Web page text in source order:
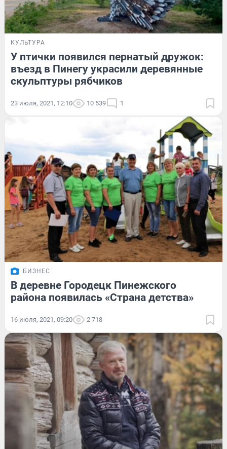
КУЛЬТУРА
У птички появился пернатый дружок:
въезд в Пинегу украсили деревянные
скульптуры рябчиков
23 июля, 2021, 12:10 10 539 1
БИЗНЕС
В деревне Городецк Пинежского
района появилась «Страна детства»
16 июля, 2021, 09:20 2 718